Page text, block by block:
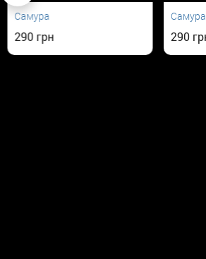
Самура
290
Самура
290